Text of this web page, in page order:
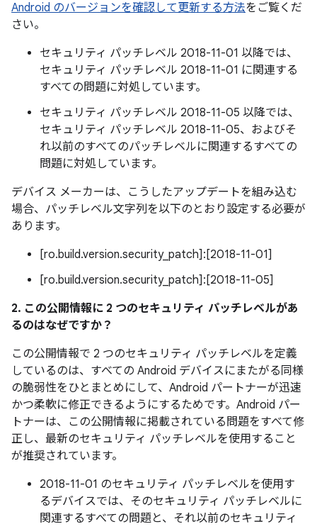
Android のバージョンを確認して更新する方法をご覧くだ
さい。
セキュリティ パッチレベル 2018-11-01 以降では、
セキュリティ パッチレベル 2018-11-01 に関連する
すべての問題に対処しています。
セキュリティ パッチレベル 2018-11-05 以降では、
セキュリティ パッチレベル 2018-11-05、およびそ
れ以前のすべてのパッチレベルに関連するすべての
問題に対処しています。
デバイス メーカーは、こうしたアップデートを組み込む
場合、パッチレベル文字列を以下のとおり設定する必要が
あります。
[ro.build.version.security_patch]:[2018-11-01]
[ro.build.version.security_patch]:[2018-11-05]
2. この公開情報に 2 つのセキュリティ パッチレベルがあ
るのはなぜですか？
この公開情報で 2 つのセキュリティ パッチレベルを定義
しているのは、すべての Android デバイスにまたがる同様
の脆弱性をひとまとめにして、Android パートナーが迅速
かつ柔軟に修正できるようにするためです。Android パー
トナーは、この公開情報に掲載されている問題をすべて修
正し、最新のセキュリティ パッチレベルを使用すること
が推奨されています。
2018-11-01 のセキュリティ パッチレベルを使用す
るデバイスでは、そのセキュリティ パッチレベルに
関連するすべての問題と、それ以前のセキュリティ